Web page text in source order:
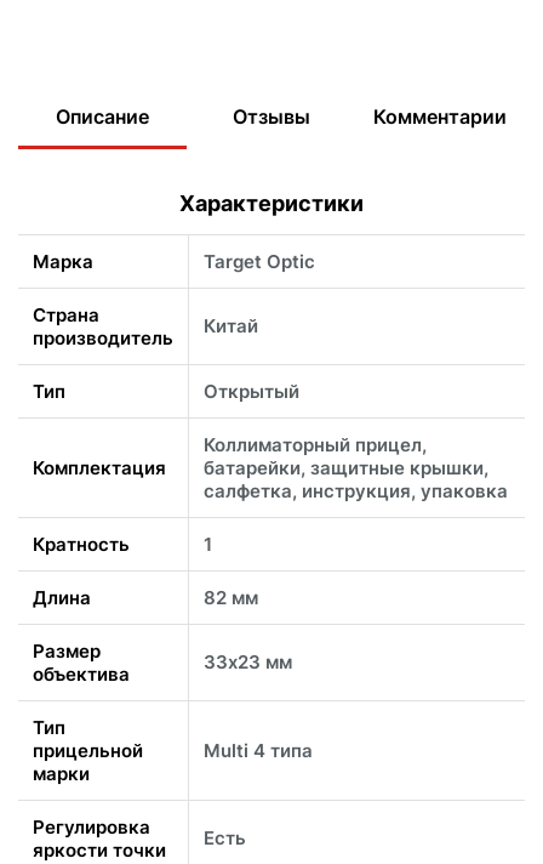
Описание Отзывы Комментарии
Характеристики
Марка Target Optic
Страна
производитель
Китай
Тип Открытый
Комплектация
Коллиматорный прицел,
батарейки, защитные крышки,
салфетка, инструкция, упаковка
Кратность 1
Длина 82 мм
Размер
объектива
33х23 мм
Тип
прицельной
марки
Multi 4 типа
Регулировка
яркости точки
Есть